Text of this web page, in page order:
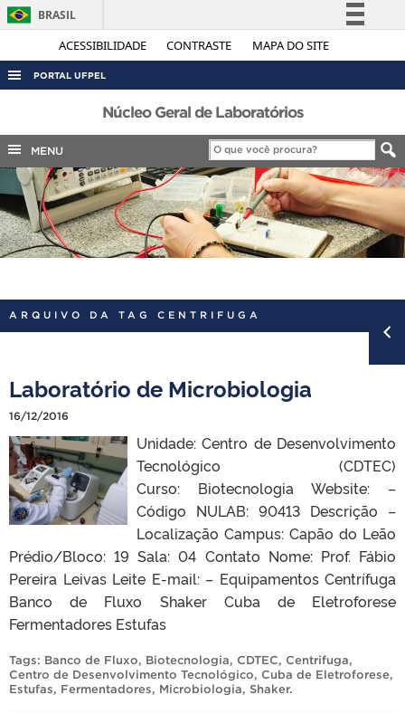
ACESSIBILIDADE CONTRASTE MAPA DO SITE
BRASIL
Simplifique!
Legislação
Canais
PORTAL UFPEL
ACESSO À INFORMAÇÃO
AUDITORIA
COBALTO
CONCURSOS
EDITAIS
INTERNACIONAL
PORTARIAS
Núcleo Geral de Laboratórios
MENU
ARQUIVO DA TAG CENTRIFUGA
Laboratório de Microbiologia
16/12/2016
Unidade: Centro de Desenvolvimento
Tecnológico (CDTEC)
Curso: Biotecnologia Website: –
Código NULAB: 90413 Descrição –
Localização Campus: Capão do Leão
Prédio/Bloco: 19 Sala: 04 Contato Nome: Prof. Fábio
Pereira Leivas Leite E-mail: – Equipamentos Centrífuga
Banco de Fluxo Shaker Cuba de Eletroforese
Fermentadores Estufas
Tags: Banco de Fluxo, Biotecnologia, CDTEC, Centrifuga,
Centro de Desenvolvimento Tecnológico, Cuba de Eletroforese,
Estufas, Fermentadores, Microbiologia, Shaker.